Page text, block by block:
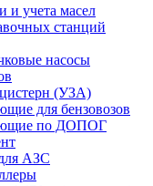
и учета масел
станций
насосы
(УЗА)
для бензовозов
по ДОПОГ
АЗС